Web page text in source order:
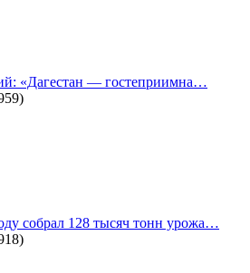
«Дагестан — гостеприимна…
собрал 128 тысяч тонн урожа…